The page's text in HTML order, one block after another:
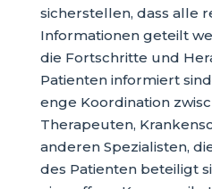
sicherstellen, dass alle
Informationen geteilt
die Fortschritte und
Patienten informiert
enge Koordination
Therapeuten,
anderen Spezialisten,
des Patienten beteiligt